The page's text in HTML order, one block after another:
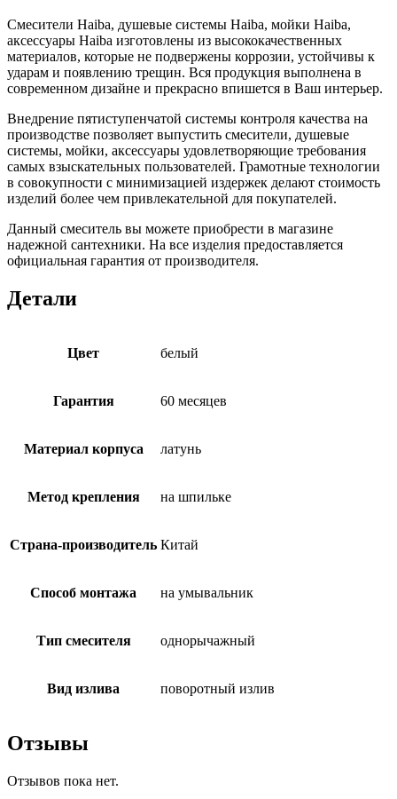
Смесители Haiba, душевые системы Haiba, мойки Haiba,
аксессуары Haiba изготовлены из высококачественных
материалов, которые не подвержены коррозии, устойчивы к
ударам и появлению трещин. Вся продукция выполнена в
современном дизайне и прекрасно впишется в Ваш интерьер.
Внедрение пятиступенчатой системы контроля качества на
производстве позволяет выпустить смесители, душевые
системы, мойки, аксессуары удовлетворяющие требования
самых взыскательных пользователей. Грамотные технологии
в совокупности с минимизацией издержек делают стоимость
изделий более чем привлекательной для покупателей.
Данный смеситель вы можете приобрести в магазине
надежной сантехники. На все изделия предоставляется
официальная гарантия от производителя.
Детали
Цвет белый
Гарантия 60 месяцев
Материал корпуса латунь
Метод крепления на шпильке
Страна-производитель Китай
Способ монтажа на умывальник
Тип смесителя однорычажный
Вид излива поворотный излив
Отзывы
Отзывов пока нет.